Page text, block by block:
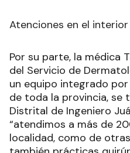
Atenciones en el interior
Por su parte, la médica
del Servicio de
un equipo integrado
de toda la provincia, se
Distrital de Ingeniero
“atendimos a más de
localidad, como de